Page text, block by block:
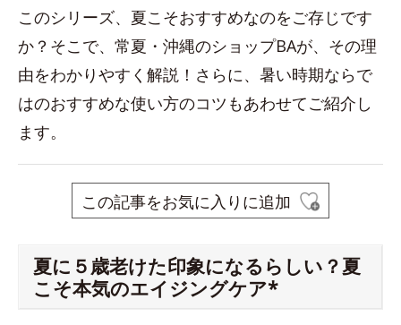
このシリーズ、夏こそおすすめなのをご存じです
か？そこで、常夏・沖縄のショップBAが、その理
由をわかりやすく解説！さらに、暑い時期ならで
はのおすすめな使い方のコツもあわせてご紹介し
ます。
この記事をお気に入りに追加
夏に５歳老けた印象になるらしい？夏
こそ本気のエイジングケア*